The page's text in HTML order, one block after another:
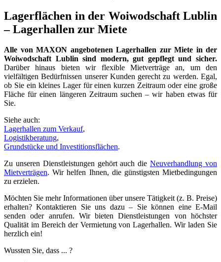
Lagerflächen in der Woiwodschaft Lublin
– Lagerhallen zur Miete
Alle von MAXON angebotenen Lagerhallen zur Miete in der
Woiwodschaft Lublin sind modern, gut gepflegt und sicher.
Darüber hinaus bieten wir flexible Mietverträge an, um den
vielfältigen Bedürfnissen unserer Kunden gerecht zu werden. Egal,
ob Sie ein kleines Lager für einen kurzen Zeitraum oder eine große
Fläche für einen längeren Zeitraum suchen – wir haben etwas für
Sie.
Siehe auch:
Lagerhallen zum Verkauf,
Logistikberatung,
Grundstücke und Investitionsflächen.
Zu unseren Dienstleistungen gehört auch dieNeuverhandlung von
Mietverträgen. Wir helfen Ihnen, die günstigsten Mietbedingungen
zu erzielen.
Möchten Sie mehr Informationen über unsere Tätigkeit (z. B. Preise)
erhalten? Kontaktieren Sie uns dazu – Sie können eine E-Mail
senden oder anrufen. Wir bieten Dienstleistungen von höchster
Qualität im Bereich der Vermietung von Lagerhallen. Wir laden Sie
herzlich ein!
Wussten Sie, dass ... ?